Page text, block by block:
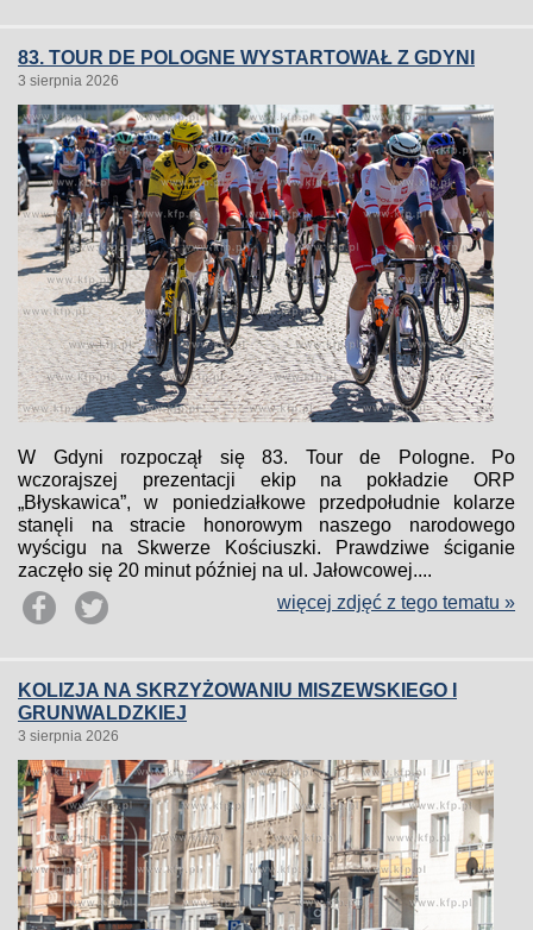
83. TOUR DE POLOGNE WYSTARTOWAŁ Z GDYNI
3 sierpnia 2026
W Gdyni rozpoczął się 83. Tour de Pologne. Po
wczorajszej prezentacji ekip na pokładzie ORP
„Błyskawica”, w poniedziałkowe przedpołudnie kolarze
stanęli na stracie honorowym naszego narodowego
wyścigu na Skwerze Kościuszki. Prawdziwe ściganie
zaczęło się 20 minut później na ul. Jałowcowej....
więcej zdjęć z tego tematu »
KOLIZJA NA SKRZYŻOWANIU MISZEWSKIEGO I
GRUNWALDZKIEJ
3 sierpnia 2026